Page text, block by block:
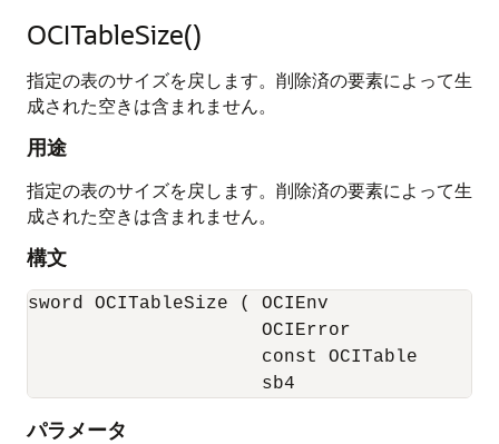
OCITableSize()
指定の表のサイズを戻します。削除済の要素によって生
成された空きは含まれません。
用途
指定の表のサイズを戻します。削除済の要素によって生
成された空きは含まれません。
構文
sword OCITableSize ( OCIEnv
OCIError
const OCITable
sb4
パラメータ